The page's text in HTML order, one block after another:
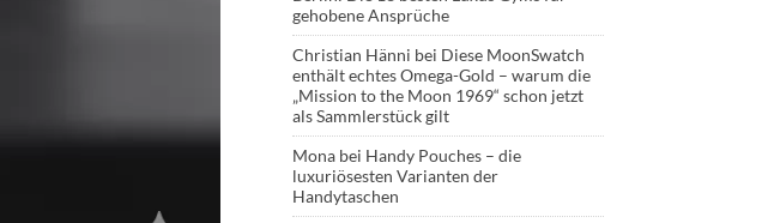
gehobene Ansprüche
Christian Hänni bei Diese MoonSwatch
enthält echtes Omega-Gold – warum die
„Mission to the Moon 1969“ schon jetzt
als Sammlerstück gilt
Mona bei Handy Pouches – die
luxuriösesten Varianten der
Handytaschen